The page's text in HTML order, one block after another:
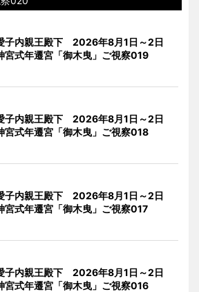
子内親王殿下 2026年8月1日～2日
宮式年遷宮「御木曳」ご視察019
子内親王殿下 2026年8月1日～2日
宮式年遷宮「御木曳」ご視察018
子内親王殿下 2026年8月1日～2日
宮式年遷宮「御木曳」ご視察017
子内親王殿下 2026年8月1日～2日
宮式年遷宮「御木曳」ご視察016